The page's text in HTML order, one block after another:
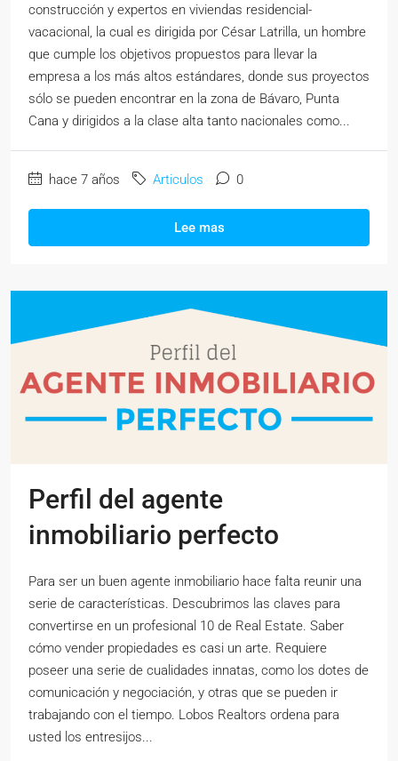
construcción y expertos en viviendas residencial-
vacacional, la cual es dirigida por César Latrilla, un hombre
que cumple los objetivos propuestos para llevar la
empresa a los más altos estándares, donde sus proyectos
sólo se pueden encontrar en la zona de Bávaro, Punta
Cana y dirigidos a la clase alta tanto nacionales como...
hace 7 años Articulos 0
Lee mas
Perfil del agente
inmobiliario perfecto
Para ser un buen agente inmobiliario hace falta reunir una
serie de características. Descubrimos las claves para
convertirse en un profesional 10 de Real Estate. Saber
cómo vender propiedades es casi un arte. Requiere
poseer una serie de cualidades innatas, como los dotes de
comunicación y negociación, y otras que se pueden ir
trabajando con el tiempo. Lobos Realtors ordena para
usted los entresijos...